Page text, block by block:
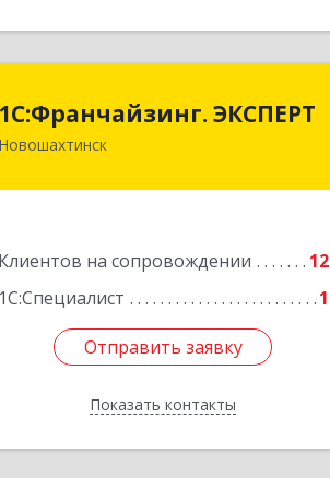
1С:Франчайзинг. ЭКСПЕРТ
Новошахтинск
Клиентов на сопровождении
12
1С:Специалист
1
Отправить заявку
Показать контакты
1С:Франчайзинг. ЭКСПЕРТ
Подробнее
Отправить заявку
Назад